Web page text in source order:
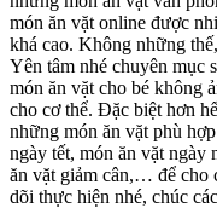
món ăn vặt online được
khá cao. Không những
Yên tâm nhé chuyên mục
món ăn vặt cho bé không
cho cơ thể. Đặc biệt hơn
những món ăn vặt phù
ngày tết, món ăn vặt ngày
ăn vặt giảm cân,… để cho
dõi thực hiện nhé, chúc